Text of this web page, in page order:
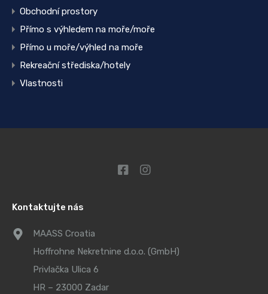
Obchodní prostory
Přímo s výhledem na moře/moře
Přímo u moře/výhled na moře
Rekreační střediska/hotely
Vlastnosti
Kontaktujte nás
MAASS Croatia
Hoffrohne Nekretnine d.o.o. (GmbH)
Privlačka Ulica 6
HR – 23000 Zadar